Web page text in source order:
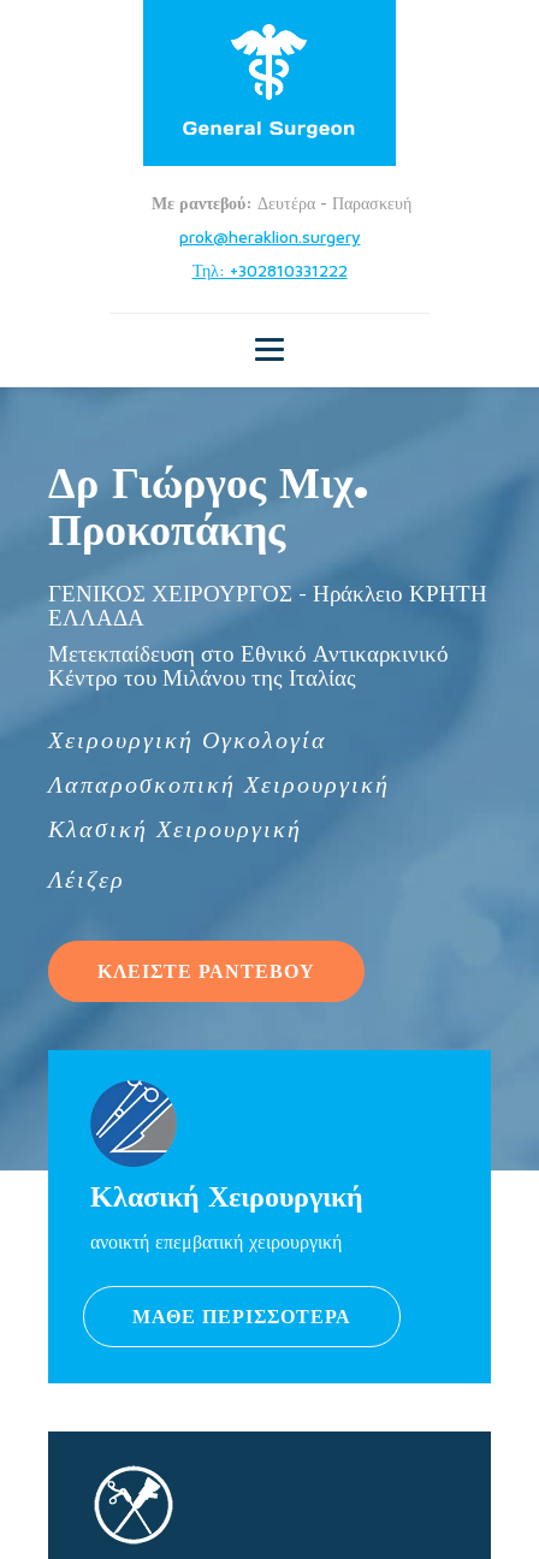
Με ραντεβού: Δευτέρα - Παρασκευή
prok@heraklion.surgery
Τηλ: +302810331222
Δρ Γιώργος Μιχ.
Προκοπάκης
ΓΕΝΙΚΟΣ ΧΕΙΡΟΥΡΓΟΣ - Ηράκλειο ΚΡΗΤΗ
ΕΛΛΑΔΑ
Μετεκπαίδευση στο Εθνικό Αντικαρκινικό
Κέντρο του Μιλάνου της Ιταλίας
Χειρουργική Ογκολογία
Λαπαροσκοπική Χειρουργική
Κλασική Χειρουργική
Λέιζερ
ΚΛΕΙΣΤΕ ΡΑΝΤΕΒΟΥ
Κλασική Χειρουργική
ανοικτή επεμβατική χειρουργική
ΜΑΘΕ ΠΕΡΙΣΣΟΤΕΡΑ